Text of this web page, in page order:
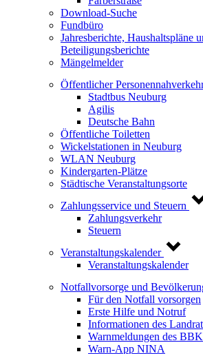
Download-Suche
Fundbüro
Jahresberichte, Haushaltspläne
Beteiligungsberichte
Mängelmelder
Öffentlicher
Stadtbus Neuburg
Agilis
Deutsche Bahn
Öffentliche Toiletten
Wickelstationen in Neuburg
WLAN Neuburg
Kindergarten-Plätze
Städtische Veranstaltungsorte
Zahlungsservice und Steuern
Zahlungsverkehr
Steuern
Veranstaltungskalender
Veranstaltungskalender
Notfallvorsorge und
Für den Notfall vorsorgen
Erste Hilfe und Notruf
Informationen des
Warnmeldungen des BBK
Warn-App NINA